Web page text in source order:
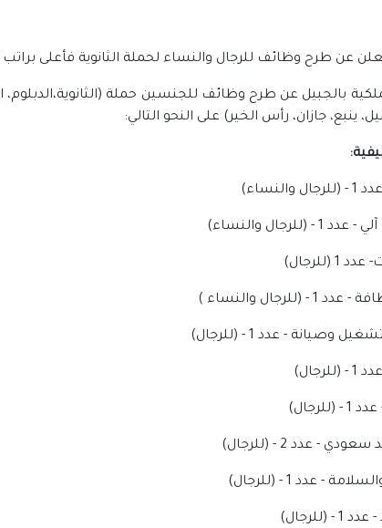
عن طرح وظائف للرجال والنساء لحملة الثانوية فأعلى براتب يصل
بالجبيل عن طرح وظائف للجنسين حملة
ينبع، جازان، رأس الخير) على النحو التالي:
والنساء)
والنساء )
- عدد 1 - (للرجال)
- عدد 2 - (للرجال)
- عدد 1 - (للرجال)